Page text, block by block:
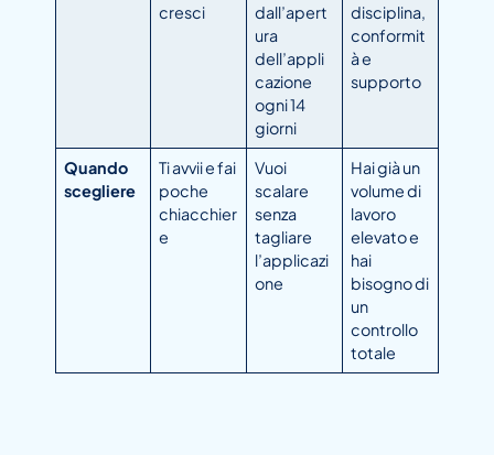
cresci
dall’apert
ura
dell’appli
cazione
ogni 14
giorni
disciplina,
conformit
à e
supporto
Quando
scegliere
Ti avvii e fai
poche
chiacchier
e
Vuoi
scalare
senza
tagliare
l’applicazi
one
Hai già un
volume di
lavoro
elevato e
hai
bisogno di
un
controllo
totale